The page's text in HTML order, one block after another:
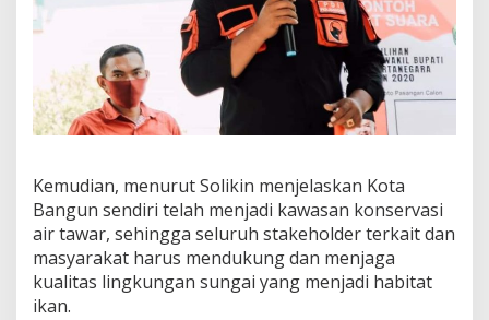
Kemudian, menurut Solikin menjelaskan Kota
Bangun sendiri telah menjadi kawasan konservasi
air tawar, sehingga seluruh stakeholder terkait dan
masyarakat harus mendukung dan menjaga
kualitas lingkungan sungai yang menjadi habitat
ikan.